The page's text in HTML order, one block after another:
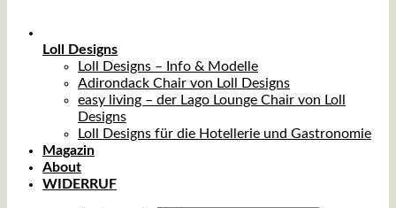
Loll Designs
Loll Designs – Info & Modelle
Adirondack Chair von Loll Designs
easy living – der Lago Lounge Chair von Loll
Designs
Loll Designs für die Hotellerie und Gastronomie
Magazin
About
WIDERRUF